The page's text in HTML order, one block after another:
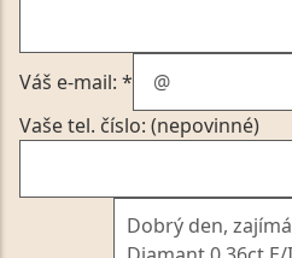
Váš e-mail: *
Vaše tel. číslo: (nepovinné)